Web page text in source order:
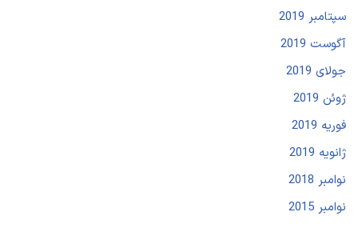
سپتامبر 2019
آگوست 2019
جولای 2019
ژوئن 2019
فوریه 2019
ژانویه 2019
نوامبر 2018
نوامبر 2015